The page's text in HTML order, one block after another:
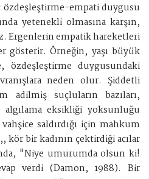
özdeşleştirme-empati duygusu
yetenekli olmasına karşın,
Ergenlerin empatik hareketleri
gösterir. Örneğin, yaşı büyük
özdeşleştirme duygusundaki
neden olur. Şiddetli
adilmiş suçluların bazıları,
eksikliği yoksunluğu
saldırdığı için mahkum
kör bir kadının çektirdiği acılar
"Niye umurumda olsun ki!
verdi (Damon, 1988). Bir